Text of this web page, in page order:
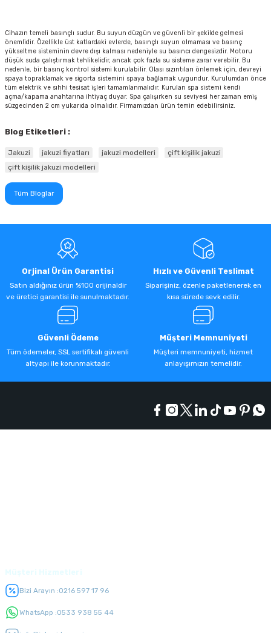
Cihazın temeli basınçlı sudur. Bu suyun düzgün ve güvenli bir şekilde gelmesi
önemlidir. Özellikle üst katlardaki evlerde, basınçlı suyun olmaması ve basınç
yükseltme sisteminin devre dışı kalması nedeniyle su basıncı dengesizdir. Motoru
düşük suda çalıştırmak tehlikelidir, ancak çok fazla su sisteme zarar verebilir. Bu
nedenle, bir basınç kontrol sistemi kurulabilir. Olası sızıntıları önlemek için, devreyi
spaya topraklamak ve sigorta sistemini spaya bağlamak uygundur. Kurulumdan önce
tüm elektrik ve sıhhi tesisat işleri tamamlanmalıdır. Kurulan spa sistemi kendi
açma/kapama anahtarına ihtiyaç duyar. Spa çalışırken su seviyesi her zaman emiş
süzgecinden 2 cm yukarıda olmalıdır. Firmamızdan ürün temin edebilirsiniz.
Blog Etiketleri :
Jakuzi jakuzi fiyatları jakuzi modelleri
çift kişilik jakuzi
çift kişilik jakuzi modelleri
Tüm Bloglar
Orjinal Ürün Garantisi
Satın aldığınız ürün %100 orijinaldir
ve üretici garantisi ile sunulmaktadır.
Hızlı ve Güvenli Teslimat
Siparişiniz, özenle paketlenerek en
kısa sürede sevk edilir.
Güvenli Ödeme
Tüm ödemeler, SSL sertifikalı güvenli
altyapı ile korunmaktadır.
Müşteri Memnuniyeti
Müşteri memnuniyeti, hizmet
anlayışımızın temelidir.
Bizi Arayın :0216 597 17 96
WhatsApp :0533 938 55 44